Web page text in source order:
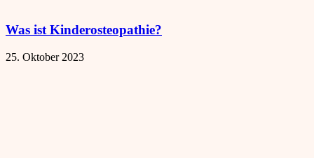
Was ist Kinderosteopathie?
25. Oktober 2023